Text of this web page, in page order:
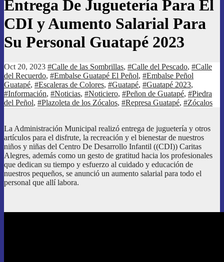
Entrega De Juguetería Para El
CDI y Aumento Salarial Para
Su Personal Guatapé 2023
Oct 20, 2023 #Calle de las Sombrillas, #Calle del Pescado, #Calle
del Recuerdo, #Embalse Guatapé El Peñol, #Embalse Peñol
Guatapé, #Escaleras de Colores, #Guatapé, #Guatapé 2023,
#Información, #Noticias, #Noticiero, #Peñon de Guatapé, #Piedra
del Peñol, #Plazoleta de los Zócalos, #Represa Guatapé, #Zócalos
La Administración Municipal realizó entrega de juguetería y otros
artículos para el disfrute, la recreación y el bienestar de nuestros
niños y niñas del Centro De Desarrollo Infantil ((CDI)) Caritas
Alegres, además como un gesto de gratitud hacia los profesionales
que dedican su tiempo y esfuerzo al cuidado y educación de
nuestros pequeños, se anunció un aumento salarial para todo el
personal que allí labora.